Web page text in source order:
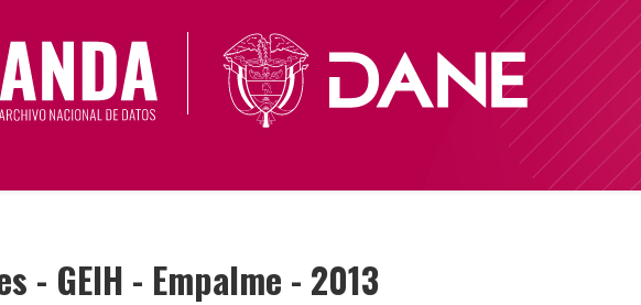
- GEIH - Empalme - 2013